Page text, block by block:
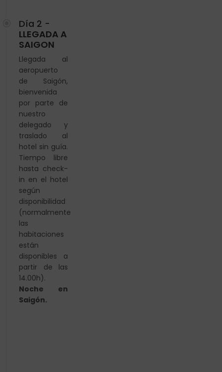
Día 2 -
LLEGADA A
SAIGON
Llegada al
aeropuerto
de Saigón,
bienvenida
por parte de
nuestro
delegado y
traslado al
hotel sin guía.
Tiempo libre
hasta check-
in en el hotel
según
disponibilidad
(normalmente
las
habitaciones
están
disponibles a
partir de las
14.00h).
Noche en
Saigón.